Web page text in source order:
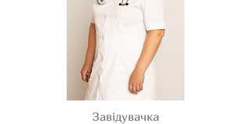
Завідувачка